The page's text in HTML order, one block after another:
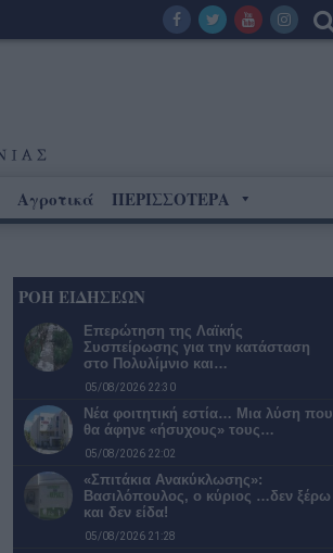
Αγροτικά ΠΕΡΙΣΣΟΤΕΡΑ
ΡΟΗ ΕΙΔΗΣΕΩΝ
Επερώτηση της Λαϊκής
Συσπείρωσης για την κατάσταση
στο Πολυλίμνιο και…
05/08/2026 22:30
Νέα φοιτητική εστία… Μια λύση που
θα άφηνε «ήσυχους» τους…
05/08/2026 22:02
«Σπιτάκια Ανακύκλωσης»:
Βασιλόπουλος, ο κύριος …δεν ξέρω
και δεν είδα!
05/08/2026 21:28